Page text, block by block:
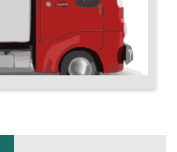
hành. Giải...
NHỮNG TIÊU CHÍ QUAN TRỌNG KHI LỰA
CHỌN MÁY KHUẤY TRỘN HÓA CHẤT CHO
NHÀ MÁY
Khám phá những tiêu chí quan trọng
NHỮNG YẾU TỐ QUYẾT ĐỊNH KHI CHỌN